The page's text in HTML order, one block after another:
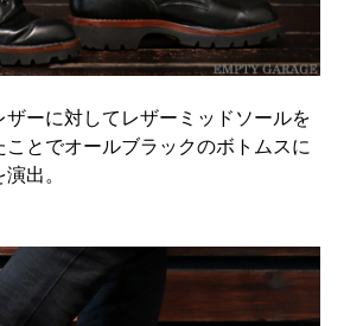
ザーに対してレザーミッドソールを
とでオールブラックのボトムスに
出。